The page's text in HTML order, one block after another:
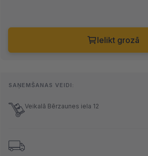
Ielikt grozā
SAŅEMŠANAS VEIDI:
Veikalā Bērzaunes iela 12